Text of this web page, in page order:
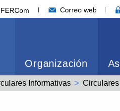
Correo web
Organización
Informativas